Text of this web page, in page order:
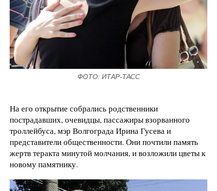
ФОТО: ИТАР-ТАСС
На его открытие собрались родственники
пострадавших, очевидцы, пассажиры взорванного
троллейбуса, мэр Волгограда Ирина Гусева и
представители общественности. Они почтили память
жертв теракта минутой молчания, и возложили цветы к
новому памятнику.